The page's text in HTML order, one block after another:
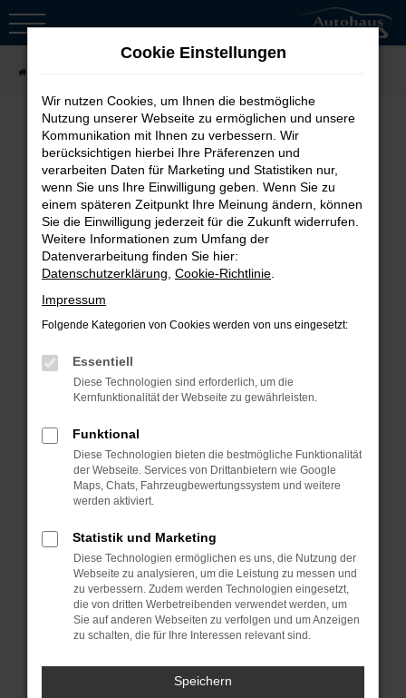
Zum
Fehler: Network Error
Beim Laden ist ein Fehler aufgetreten.
Hier sind ein paar Tipps, die dir helfen
können:
Überprüfe deine Firewall und
deine Internetverbindung.
Beispiel deine Suchmaschine?
Prüfe deine
Browsererweiterungen.
Manche Erweiterungen, wie
Werbeblocker, können das Laden
bestimmter Seiten verhindern.
anderen Browser oder in einem
privaten Fenster?
Starte dein Gerät neu.
Das kann manchmal helfen,
Cookie Einstellungen
Wir nutzen Cookies, um Ihnen die bestmögliche
Nutzung unserer Webseite zu ermöglichen und unsere
Kommunikation mit Ihnen zu verbessern. Wir
berücksichtigen hierbei Ihre Präferenzen und
verarbeiten Daten für Marketing und Statistiken nur,
wenn Sie uns Ihre Einwilligung geben. Wenn Sie zu
einem späteren Zeitpunkt Ihre Meinung ändern, können
Sie die Einwilligung jederzeit für die Zukunft widerrufen.
Weitere Informationen zum Umfang der
Datenverarbeitung finden Sie hier:
Datenschutzerklärung Cookie-Richtlinie
Impressum
Folgende Kategorien von Cookies werden von uns eingesetzt:
Essentiell
Diese Technologien sind erforderlich, um die
Kernfunktionalität der Webseite zu gewährleisten.
Funktional
Diese Technologien bieten die bestmögliche Funktionalität
der Webseite. Services von Drittanbietern wie Google
Maps, Chats, Fahrzeugbewertungssystem und weitere
werden aktiviert.
Statistik und Marketing
Diese Technologien ermöglichen es uns, die Nutzung der
Webseite zu analysieren, um die Leistung zu messen und
zu verbessern. Zudem werden Technologien eingesetzt,
die von dritten Werbetreibenden verwendet werden, um
Sie auf anderen Webseiten zu verfolgen und um Anzeigen
zu schalten, die für Ihre Interessen relevant sind.
Speichern